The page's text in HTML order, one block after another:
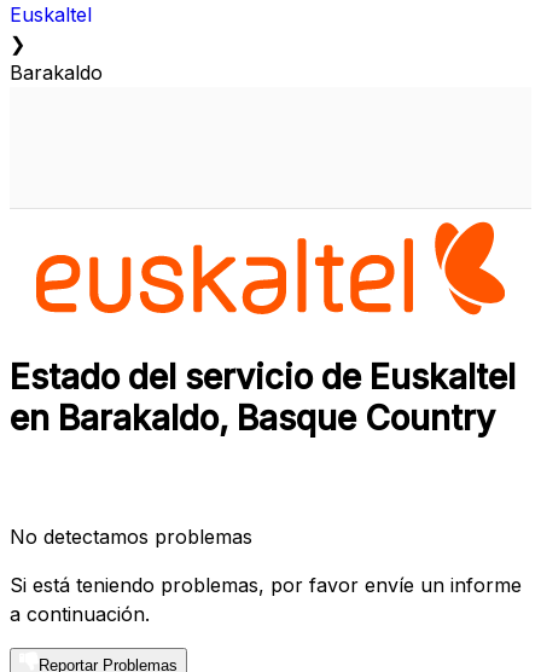
Euskaltel
❯
Barakaldo
Estado del servicio de Euskaltel
en Barakaldo, Basque Country
No detectamos problemas
Si está teniendo problemas, por favor envíe un informe
a continuación.
Reportar Problemas